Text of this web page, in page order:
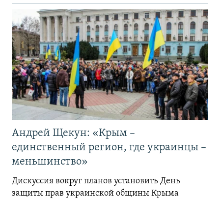
Андрей Щекун: «Крым –
единственный регион, где украинцы –
меньшинство»
Дискуссия вокруг планов установить День
защиты прав украинской общины Крыма